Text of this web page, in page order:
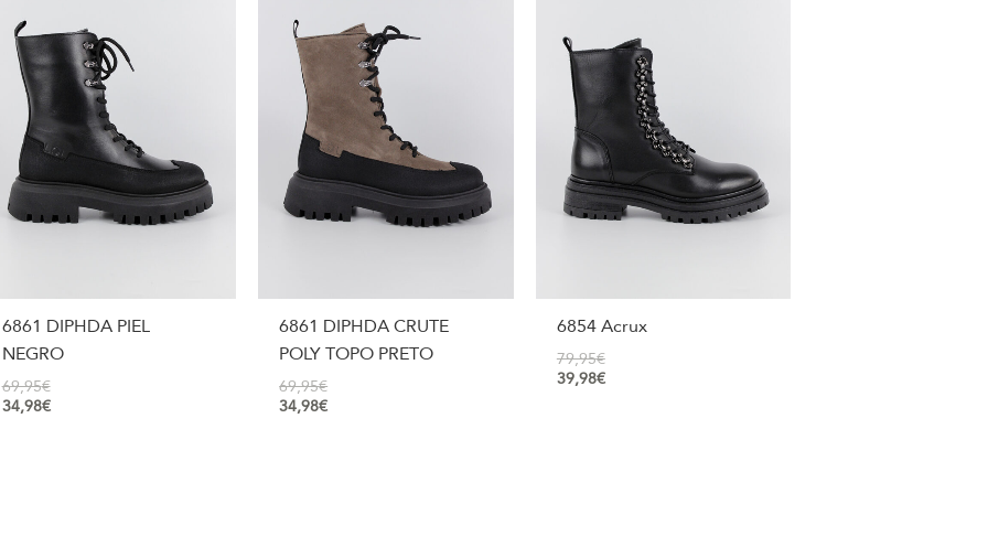
6861 DIPHDA PIEL
NEGRO
69,95€
34,98€
6861 DIPHDA CRUTE
POLY TOPO PRETO
69,95€
34,98€
6854 Acrux
79,95€
39,98€